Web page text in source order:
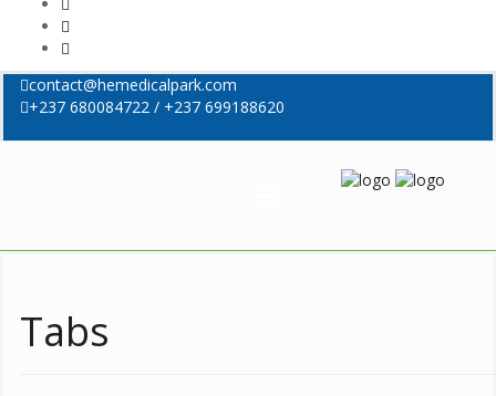
contact@hemedicalpark.com
+237 680084722 / +237 699188620
Tabs